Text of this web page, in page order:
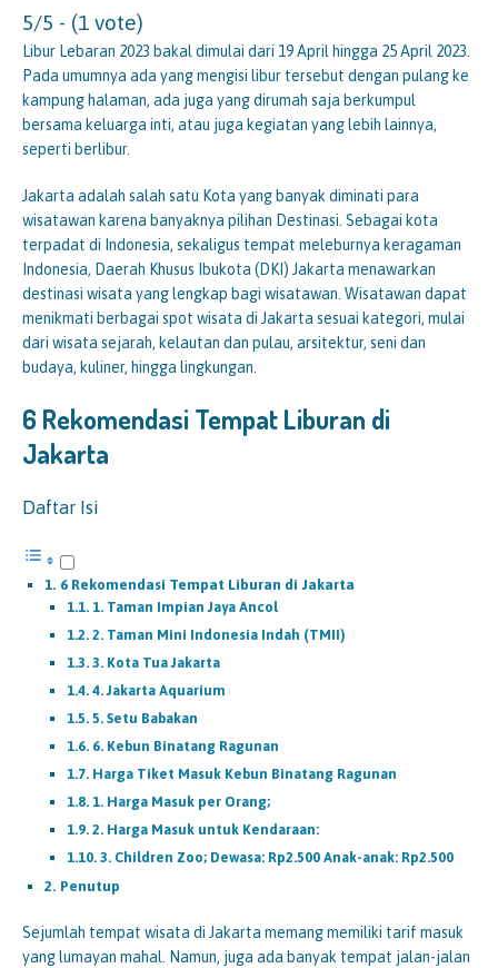
5/5 - (1 vote)
Libur Lebaran 2023 bakal dimulai dari 19 April hingga 25 April 2023.
Pada umumnya ada yang mengisi libur tersebut dengan pulang ke
kampung halaman, ada juga yang dirumah saja berkumpul
bersama keluarga inti, atau juga kegiatan yang lebih lainnya,
seperti berlibur.
Jakarta adalah salah satu Kota yang banyak diminati para
wisatawan karena banyaknya pilihan Destinasi. Sebagai kota
terpadat di Indonesia, sekaligus tempat meleburnya keragaman
Indonesia, Daerah Khusus Ibukota (DKI) Jakarta menawarkan
destinasi wisata yang lengkap bagi wisatawan. Wisatawan dapat
menikmati berbagai spot wisata di Jakarta sesuai kategori, mulai
dari wisata sejarah, kelautan dan pulau, arsitektur, seni dan
budaya, kuliner, hingga lingkungan.
6 Rekomendasi Tempat Liburan di
Jakarta
Daftar Isi
6 Rekomendasi Tempat Liburan di Jakarta
1. Taman Impian Jaya Ancol
2. Taman Mini Indonesia Indah (TMII)
3. Kota Tua Jakarta
4. Jakarta Aquarium
5. Setu Babakan
6. Kebun Binatang Ragunan
Harga Tiket Masuk Kebun Binatang Ragunan
1. Harga Masuk per Orang;
2. Harga Masuk untuk Kendaraan:
3. Children Zoo; Dewasa: Rp2.500 Anak-anak: Rp2.500
Penutup
Sejumlah tempat wisata di Jakarta memang memiliki tarif masuk
yang lumayan mahal. Namun, juga ada banyak tempat jalan-jalan